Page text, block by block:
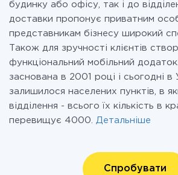
будинку або офісу, так і до
доставки пропонує приватним
представникам бізнесу широкий
Також для зручності клієнтів
функціональний мобільний
заснована в 2001 році і сьогодні в
залишилося населених пунктів, в
відділення - всього їх кількість в
перевищує 4000. Детальніше
Спробувати